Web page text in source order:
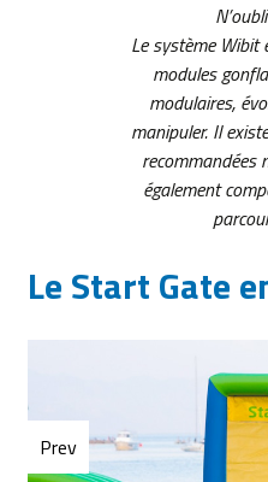
Le système Wibit
modules
modulaires,
manipuler. Il
recommandées
également
Le Start Gate
Prev